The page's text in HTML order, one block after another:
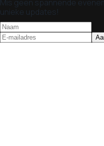
Mis geen spannende
unieke updates!